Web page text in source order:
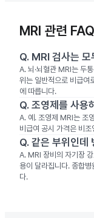
MRI 관련 FAQ
Q. MRI 검사는 모
A. 뇌·뇌혈관 MRI는 두
위는 일반적으로 비급여
에 따릅니다.
Q. 조영제를 사용
A. 예. 조영제 MRI는 조
비급여 공시 가격은 비
Q. 같은 부위인데
A. MRI 장비의 자기장
용이 달라집니다. 종합병
다.